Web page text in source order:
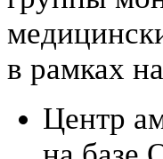
в рамках
Центр